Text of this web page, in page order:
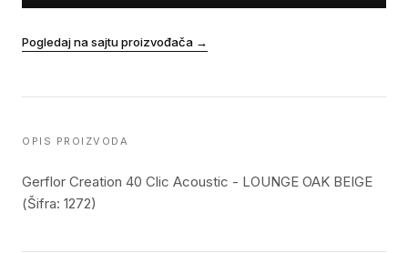
Pogledaj na sajtu proizvođača →
OPIS PROIZVODA
Gerflor Creation 40 Clic Acoustic - LOUNGE OAK BEIGE
(Šifra: 1272)